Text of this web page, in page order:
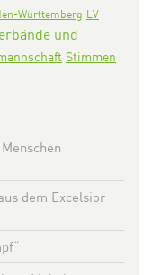
Württemberg LV
und
Stimmen
dem Excelsior